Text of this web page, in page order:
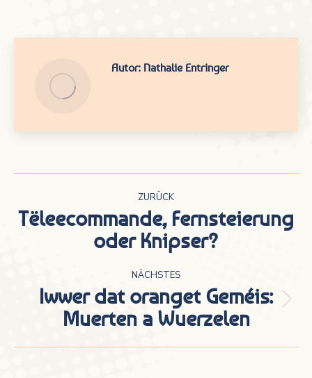
Autor: Nathalie Entringer
Kommentarnavigation
ZURÜCK
Vorheriger
Beitrag:
Tëleecommande, Fernsteierung
oder Knipser?
NÄCHSTES
Nächster
Beitrag:
Iwwer dat oranget Geméis:
Muerten a Wuerzelen